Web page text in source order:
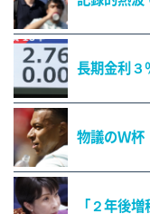
長期金利３
物議のＷ杯
「２年後